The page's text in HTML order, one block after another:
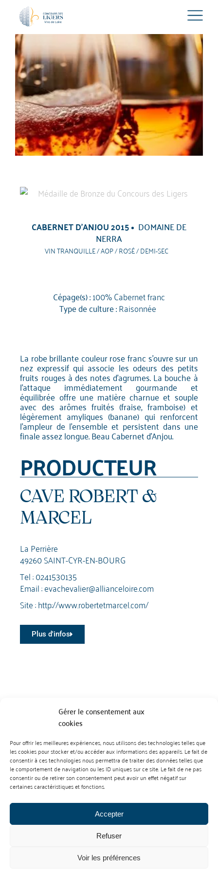
Gérer le consentement aux
cookies
Pour offrir les meilleures expériences, nous utilisons des technologies telles que
les cookies pour stocker et/ou accéder aux informations des appareils. Le fait de
consentir à ces technologies nous permettra de traiter des données telles que
le comportement de navigation ou les ID uniques sur ce site. Le fait de ne pas
consentir ou de retirer son consentement peut avoir un effet négatif sur
certaines caractéristiques et fonctions.
Accepter
Refuser
Voir les préférences
CABERNET D'ANJOU 2015 DOMAINE DE
NERRA
VIN TRANQUILLE / AOP / ROSÉ / DEMI-SEC
Cépage(s) :100% Cabernet franc
Type de culture :Raisonnée
La robe brillante couleur rose franc s'ouvre sur un
nez expressif qui associe les odeurs des petits
fruits rouges à des notes d'agrumes. La bouche à
l'attaque immédiatement gourmande et
équilibrée offre une matière charnue et souple
avec des arômes fruités (fraise, framboise) et
légèrement amyliques (banane) qui renforcent
l'ampleur de l'ensemble et persistent dans une
finale assez longue. Beau Cabernet d'Anjou.
PRODUCTEUR
CAVE ROBERT &
MARCEL
La Perrière
49260 SAINT-CYR-EN-BOURG
Tel :0241530135
Email :evachevalier@allianceloire.com
Site :http://www.robertetmarcel.com/
Plus d'infos
BP 70023 - 49610 JUIGNE SUR LOIRE
Tél :07 88 99 01 07
Contact
L’abus d’alcool est dangereux pour la santé. À consommer avec